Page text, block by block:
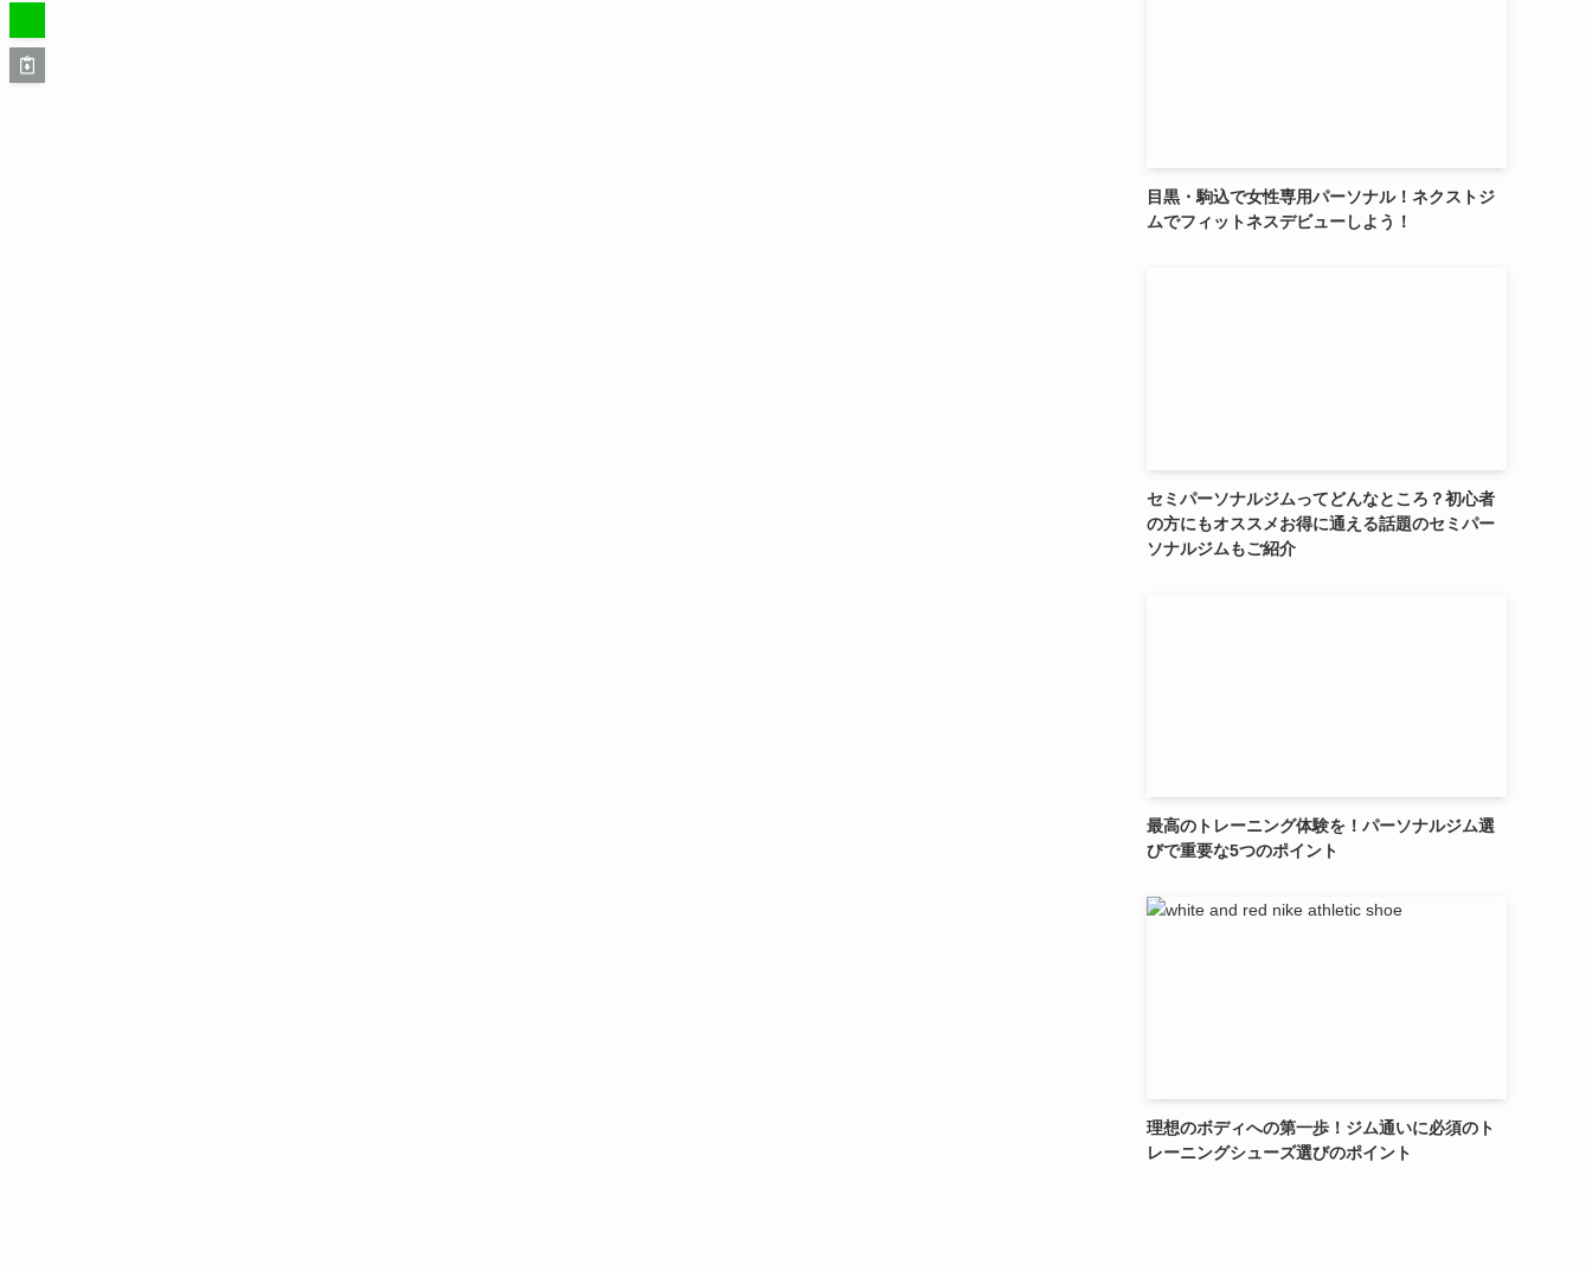
目黒・駒込で女性専用パーソナル！ネクストジ
ムでフィットネスデビューしよう！
セミパーソナルジムってどんなところ？初心者
の方にもオススメお得に通える話題のセミパー
ソナルジムもご紹介
最高のトレーニング体験を！パーソナルジム選
びで重要な5つのポイント
理想のボディへの第一歩！ジム通いに必須のト
レーニングシューズ選びのポイント